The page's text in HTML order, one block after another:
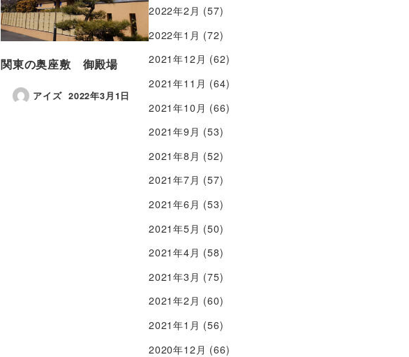
関東の奥座敷 御殿場
アイズ 2022年3月1日
2022年2月 (57)
2022年1月 (72)
2021年12月 (62)
2021年11月 (64)
2021年10月 (66)
2021年9月 (53)
2021年8月 (52)
2021年7月 (57)
2021年6月 (53)
2021年5月 (50)
2021年4月 (58)
2021年3月 (75)
2021年2月 (60)
2021年1月 (56)
2020年12月 (66)